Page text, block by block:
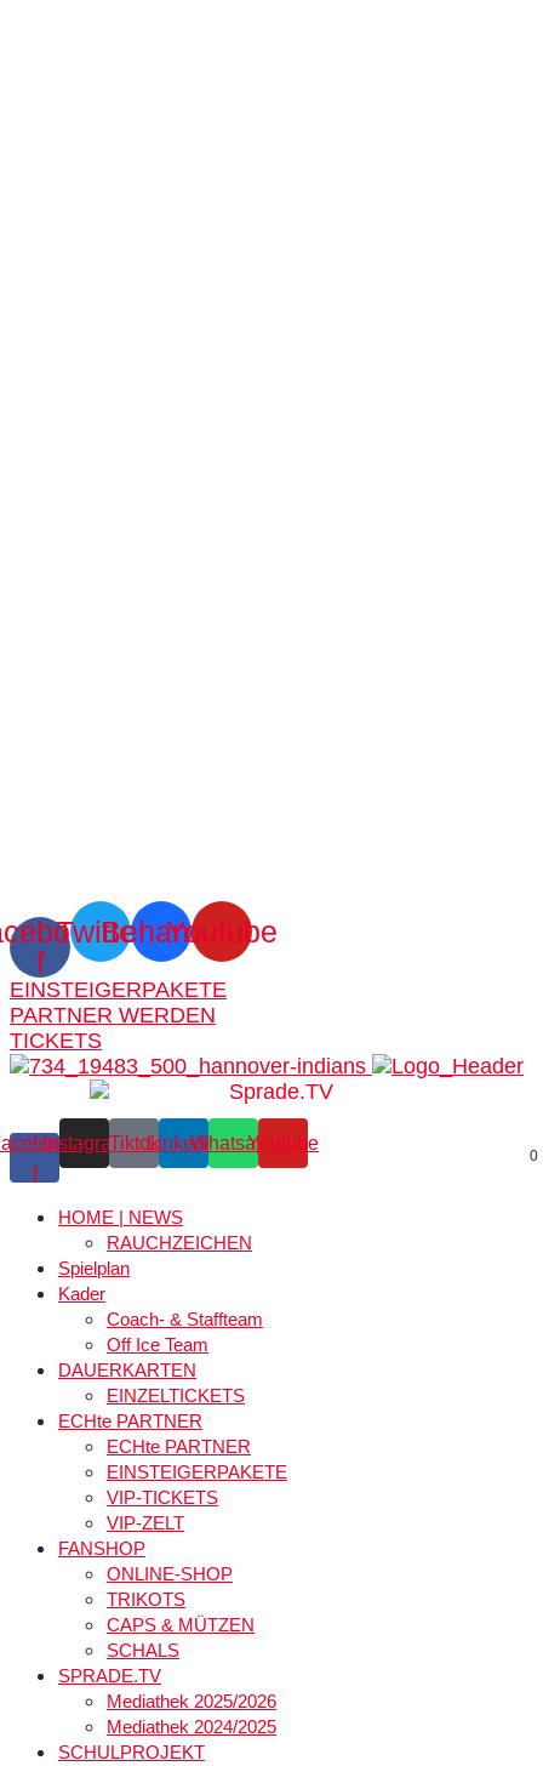
f
TwitterBehanceYoutube
EINSTEIGERPAKETE
PARTNER WERDEN
TICKETS
f
InstagramTiktokLinkedinWhatsappYoutube
0
HOME | NEWS
RAUCHZEICHEN
Spielplan
Kader
Coach- & Staffteam
Off Ice Team
DAUERKARTEN
EINZELTICKETS
ECHte PARTNER
ECHte PARTNER
EINSTEIGERPAKETE
VIP-TICKETS
VIP-ZELT
FANSHOP
ONLINE-SHOP
TRIKOTS
CAPS & MÜTZEN
SCHALS
SPRADE.TV
Mediathek 2025/2026
Mediathek 2024/2025
SCHULPROJEKT